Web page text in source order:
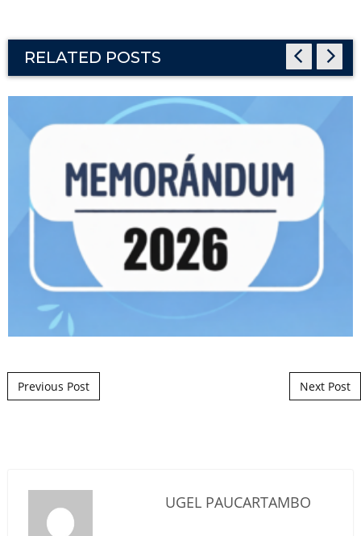
RELATED POSTS
Post navigation
Previous Post Next Post
UGEL PAUCARTAMBO